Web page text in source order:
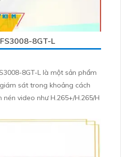
8GT-L
8GT-L là một sản phẩm
sát trong khoảng cách
nén video như H.265+/H.265/H